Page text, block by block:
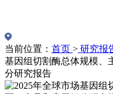
当前位置： 首页 > 研究报
基因组切割酶总体规模、
分研究报告